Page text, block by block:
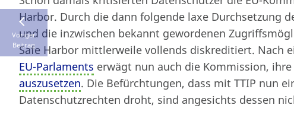
Harbor. Durch die dann folgende laxe Durchsetzung
und die inzwischen bekannt gewordenen
Safe Harbor mittlerweile vollends diskreditiert. Nach
EU-Parlaments erwägt nun auch die Kommission, ihre
auszusetzen. Die Befürchtungen, dass mit TTIP nun
Datenschutzrechten droht, sind angesichts dessen
Voriger
Beitrag